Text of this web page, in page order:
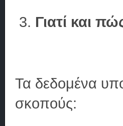
Γιατί και
Τα δεδομένα
σκοπούς: